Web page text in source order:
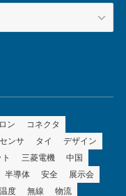
ン
コネクタ
センサ タイ
デザイン
三菱電機
中国
半導体 安全
展示会
温度 無線 物流